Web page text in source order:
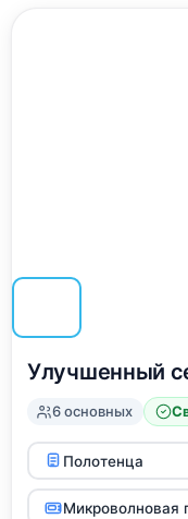
Улучшенный
6 основных
Полотенца
Микроволновая